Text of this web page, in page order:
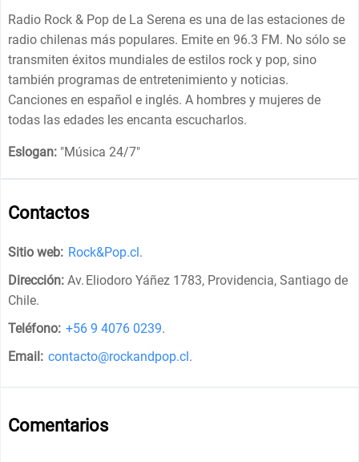
Radio Rock & Pop de La Serena es una de las estaciones de
radio chilenas más populares. Emite en 96.3 FM. No sólo se
transmiten éxitos mundiales de estilos rock y pop, sino
también programas de entretenimiento y noticias.
Canciones en español e inglés. A hombres y mujeres de
todas las edades les encanta escucharlos.
Eslogan: "Música 24/7"
Contactos
Sitio web: Rock&Pop.cl.
Dirección: Av. Eliodoro Yáñez 1783, Providencia, Santiago de
Chile.
Teléfono: +56 9 4076 0239.
Email: contacto@rockandpop.cl.
Comentarios